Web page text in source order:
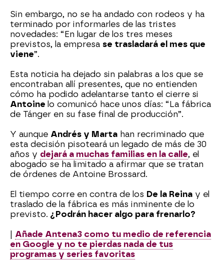
Sin embargo, no se ha andado con rodeos y ha
terminado por informarles de las tristes
novedades: “En lugar de los tres meses
previstos, la empresa se trasladará el mes que
viene”.
Esta noticia ha dejado sin palabras a los que se
encontraban allí presentes, que no entienden
cómo ha podido adelantarse tanto el cierre si
Antoine lo comunicó hace unos días: “La fábrica
de Tánger en su fase final de producción”.
Y aunque Andrés y Marta han recriminado que
esta decisión pisoteará un legado de más de 30
años y dejará a muchas familias en la calle, el
abogado se ha limitado a afirmar que se tratan
de órdenes de Antoine Brossard.
El tiempo corre en contra de los De la Reina y el
traslado de la fábrica es más inminente de lo
previsto. ¿Podrán hacer algo para frenarlo?
Añade Antena3 como tu medio de referencia
en Google y no te pierdas nada de tus
programas y series favoritas